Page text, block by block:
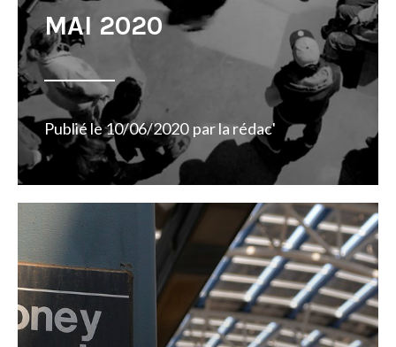
MAI 2020
Publié le10/06/2020 parla rédac'